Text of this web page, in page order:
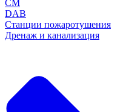
CM
DAB
Станции пожаротушения
Дренаж и канализация